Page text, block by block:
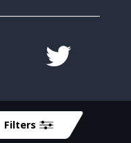
Filters
Tech GmbH